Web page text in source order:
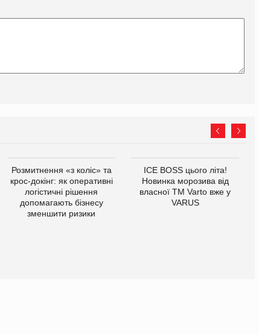
Розмитнення «з коліс» та
крос-докінг: як оперативні
логістичні рішення
допомагають бізнесу
зменшити ризики
ICE BOSS цього літа!
Новинка морозива від
власної ТМ Varto вже у
VARUS